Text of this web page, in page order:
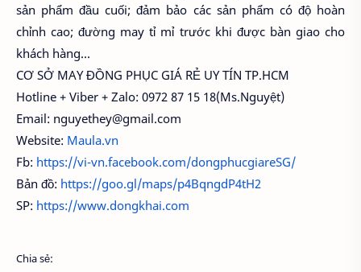
sản phẩm đầu cuối; đảm bảo các sản phẩm có độ hoàn
chỉnh cao; đường may tỉ mỉ trước khi được bàn giao cho
khách hàng...
CƠ SỞ MAY ĐỒNG PHỤC GIÁ RẺ UY TÍN TP.HCM
Hotline + Viber + Zalo: 0972 87 15 18(Ms.Nguyệt)
Email: nguyethey@gmail.com
Website: Maula.vn
Fb: https://vi-vn.facebook.com/dongphucgiareSG/
Bản đồ: https://goo.gl/maps/p4BqngdP4tH2
SP: https://www.dongkhai.com